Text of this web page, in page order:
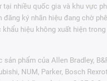
nhiều quốc gia và khu vực
ký nhãn hiệu đang chờ
hiệu không xuất hiện
phẩm của Allen Bradley,
NUM, Parker, Bosch